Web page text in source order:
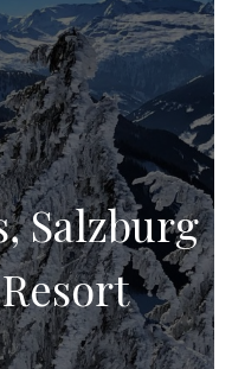
Salzburg